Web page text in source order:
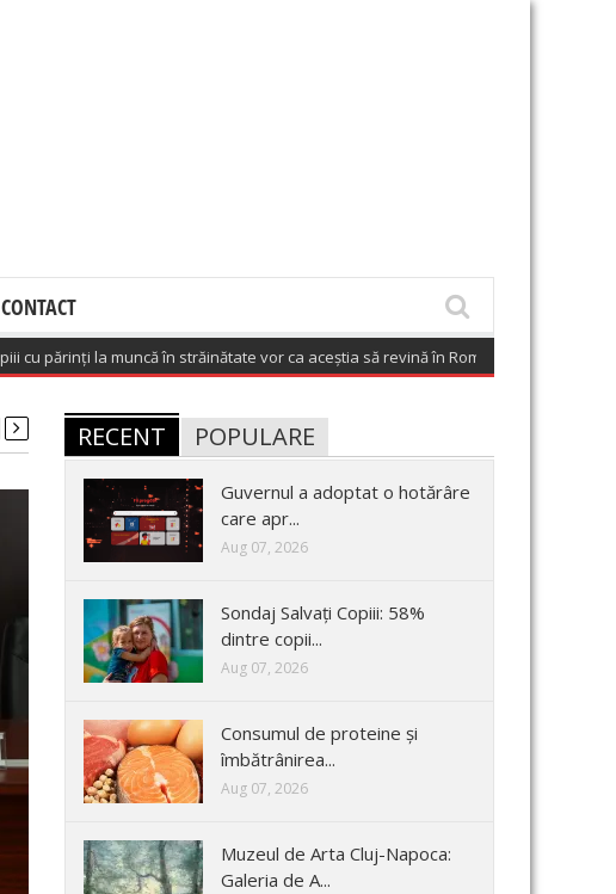
CONTACT
muncă în străinătate vor ca aceștia să revină în România (August 7, 2026 6:02 am)
RECENT POPULARE
Guvernul a adoptat o hotărâre
care apr...
Aug 07, 2026
Sondaj Salvați Copiii: 58%
dintre copii...
Aug 07, 2026
Consumul de proteine și
îmbătrânirea...
Aug 07, 2026
Muzeul de Arta Cluj-Napoca:
Galeria de A...